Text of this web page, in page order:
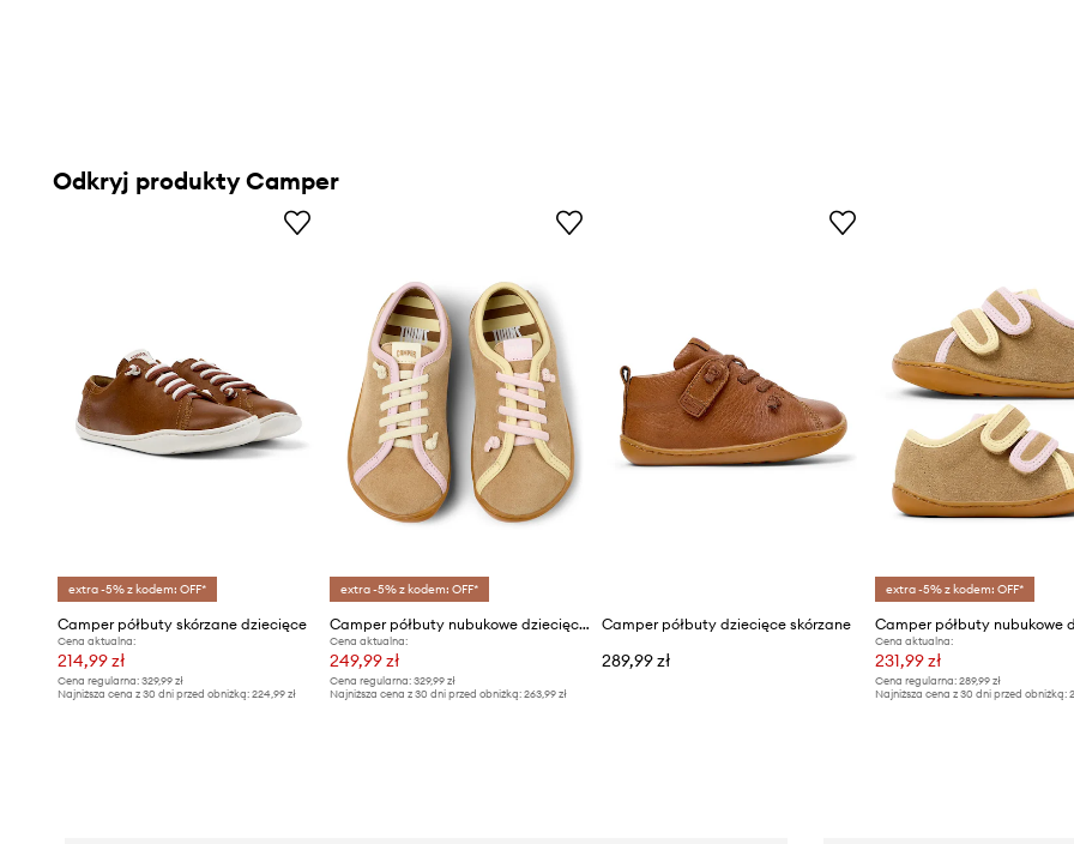
Odkryj produkty Camper
extra -5% z kodem: OFF*
Camper półbuty skórzane dziecięce
Cena aktualna:
214,99 zł
Cena regularna: 329,99 zł
Najniższa cena z 30 dni przed obniżką: 224,99 zł
extra -5% z kodem: OFF*
Camper półbuty nubukowe dziecięce Peu Cami K's TWS
Cena aktualna:
249,99 zł
Cena regularna:329,99 zł
Najniższa cena z 30 dni przed obniżką:263,99 zł
Camper półbuty dziecięce skórzane
289,99 zł
extra -5% z kodem: OFF*
Cena aktualna:
231,99 zł
Cena regularna: 289,99 zł
Najniższa cena z 30 dni przed obniżką: